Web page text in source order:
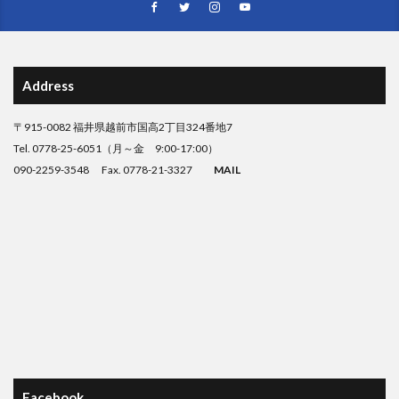
Address
〒915-0082 福井県越前市国高2丁目324番地7
Tel. 0778-25-6051（月～金 9:00-17:00）
090-2259-3548 Fax. 0778-21-3327 MAIL